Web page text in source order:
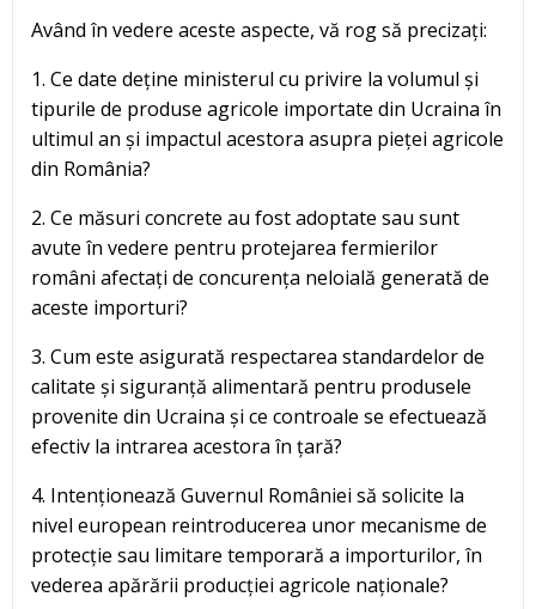
Având în vedere aceste aspecte, vă rog să precizați:
1. Ce date deține ministerul cu privire la volumul și
tipurile de produse agricole importate din Ucraina în
ultimul an și impactul acestora asupra pieței agricole
din România?
2. Ce măsuri concrete au fost adoptate sau sunt
avute în vedere pentru protejarea fermierilor
români afectați de concurența neloială generată de
aceste importuri?
3. Cum este asigurată respectarea standardelor de
calitate și siguranță alimentară pentru produsele
provenite din Ucraina și ce controale se efectuează
efectiv la intrarea acestora în țară?
4. Intenționează Guvernul României să solicite la
nivel european reintroducerea unor mecanisme de
protecție sau limitare temporară a importurilor, în
vederea apărării producției agricole naționale?